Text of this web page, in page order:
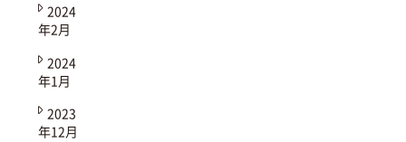
2024
年2月
2024
年1月
2023
年12月